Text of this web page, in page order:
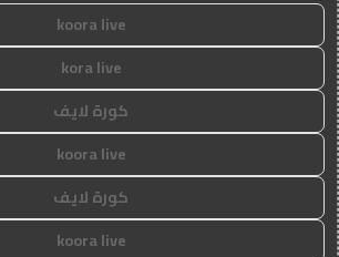
koora live
kora live
كورة لايف
koora live
كورة لايف
koora live